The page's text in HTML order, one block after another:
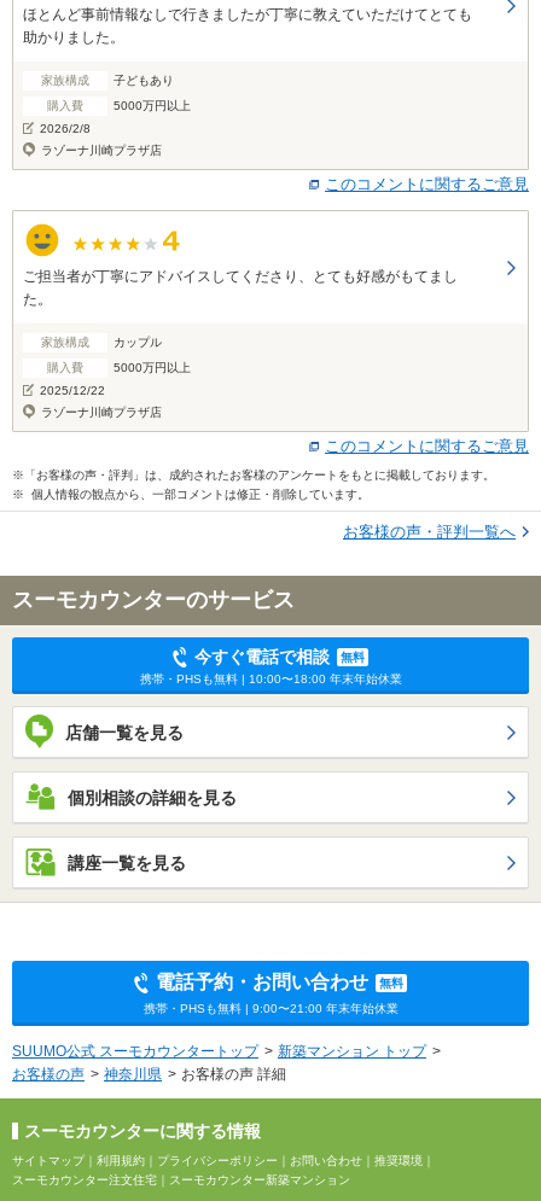
ほとんど事前情報なしで行きましたが丁寧に教えていただけてとても
助かりました。
家族構成
子どもあり
購入費
5000万円以上
2026/2/8
ラゾーナ川崎プラザ店
このコメントに関するご意見
ご担当者が丁寧にアドバイスしてくださり、とても好感がもてまし
た。
家族構成
カップル
購入費
5000万円以上
2025/12/22
ラゾーナ川崎プラザ店
このコメントに関するご意見
※「お客様の声・評判」は、成約されたお客様のアンケートをもとに掲載しております。
※ 個人情報の観点から、一部コメントは修正・削除しています。
お客様の声・評判一覧へ
スーモカウンターのサービス
今すぐ電話で相談
無料
携帯・PHSも無料 | 10:00〜18:00 年末年始休業
店舗一覧を見る
個別相談の詳細を見る
講座一覧を見る
電話予約・お問い合わせ
無料
携帯・PHSも無料 | 9:00〜21:00 年末年始休業
SUUMO公式 スーモカウンタートップ
新築マンション トップ
お客様の声
神奈川県 お客様の声 詳細
スーモカウンターに関する情報
サイトマップ｜ 利用規約 ｜ プライバシーポリシー ｜ お問い合わせ ｜ 推奨環境 ｜
スーモカウンター注文住宅 ｜ スーモカウンター新築マンション